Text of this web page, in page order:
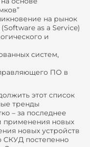
на рынок
as a Service)
и
систем,
ПО в
этот список
тренды
– за последнее
применения новых
новых устройств
СКУД постепенно